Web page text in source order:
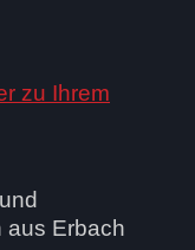
zu Ihrem